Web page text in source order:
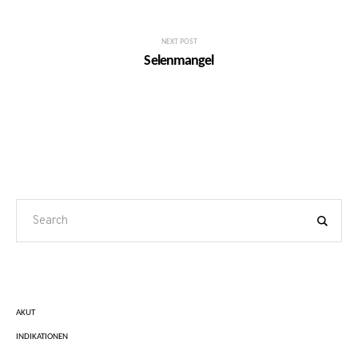
NEXT POST
Selenmangel
AKUT
INDIKATIONEN